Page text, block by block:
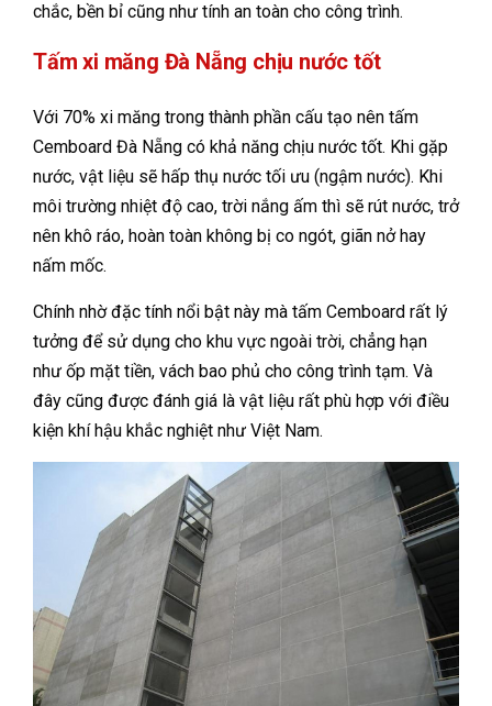
chắc, bền bỉ cũng như tính an toàn cho công trình.
Tấm xi măng Đà Nẵng chịu nước tốt
Với 70% xi măng trong thành phần cấu tạo nên tấm
Cemboard Đà Nẵng có khả năng chịu nước tốt. Khi gặp
nước, vật liệu sẽ hấp thụ nước tối ưu (ngậm nước). Khi
môi trường nhiệt độ cao, trời nắng ấm thì sẽ rút nước, trở
nên khô ráo, hoàn toàn không bị co ngót, giãn nở hay
nấm mốc.
Chính nhờ đặc tính nổi bật này mà tấm Cemboard rất lý
tưởng để sử dụng cho khu vực ngoài trời, chẳng hạn
như ốp mặt tiền, vách bao phủ cho công trình tạm. Và
đây cũng được đánh giá là vật liệu rất phù hợp với điều
kiện khí hậu khắc nghiệt như Việt Nam.